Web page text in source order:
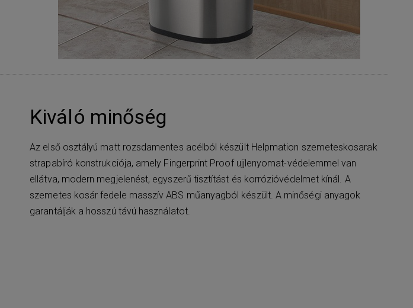
Kiváló minőség
Az első osztályú matt rozsdamentes acélból készült Helpmation szemeteskosarak
strapabíró konstrukciója, amely Fingerprint Proof ujjlenyomat-védelemmel van
ellátva, modern megjelenést, egyszerű tisztítást és korrózióvédelmet kínál. A
szemetes kosár fedele masszív ABS műanyagból készült. A minőségi anyagok
garantálják a hosszú távú használatot.